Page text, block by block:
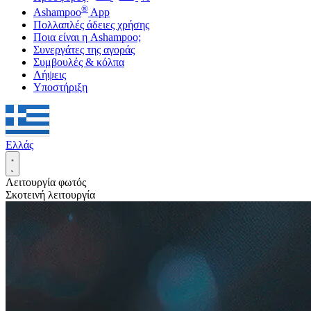
Ashampoo® App
Πολλαπλές άδειες χρήσης
Ποια είναι η Ashampoo;
Συνεργάτες της αγοράς
Συμβουλές & κόλπα
Λήψεις
Υποστήριξη
Ελλάς
Λειτουργία φωτός
Σκοτεινή λειτουργία